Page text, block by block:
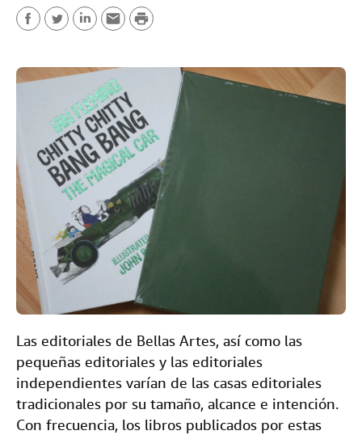
.
Ayuda
a
c
o
o
k
w
e
i
k
e
d
I
n
m
a
i
l
P
i
t
Las editoriales de Bellas Artes, así como las
pequeñas editoriales y las editoriales
independientes varían de las casas editoriales
tradicionales por su tamaño, alcance e intención.
Con frecuencia, los libros publicados por estas